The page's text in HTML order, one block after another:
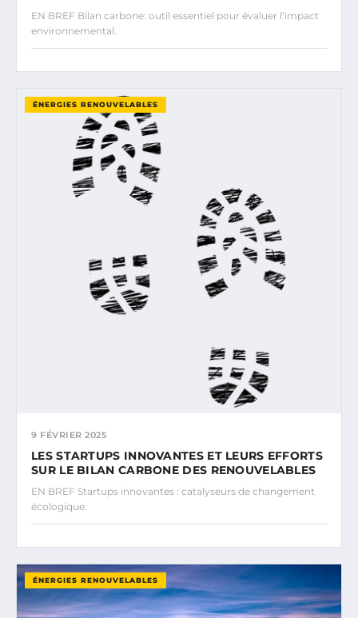
EN BREF Bilan carbone: outil essentiel pour évaluer l’impact
environnemental.
ÉNERGIES RENOUVELABLES
9 FÉVRIER 2025
LES STARTUPS INNOVANTES ET LEURS EFFORTS
SUR LE BILAN CARBONE DES RENOUVELABLES
EN BREF Startups innovantes : catalyseurs de changement
écologique.
ÉNERGIES RENOUVELABLES